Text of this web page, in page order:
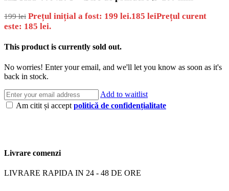
199lei Prețul inițial a fost: 199 lei.185 leiPrețul curent
este: 185 lei.
This product is currently sold out.
No worries! Enter your email, and we'll let you know as soon as it's
back in stock.
Add to waitlist
Am citit și accept politică de confidențialitate
Livrare comenzi
LIVRARE RAPIDA IN 24 - 48 DE ORE